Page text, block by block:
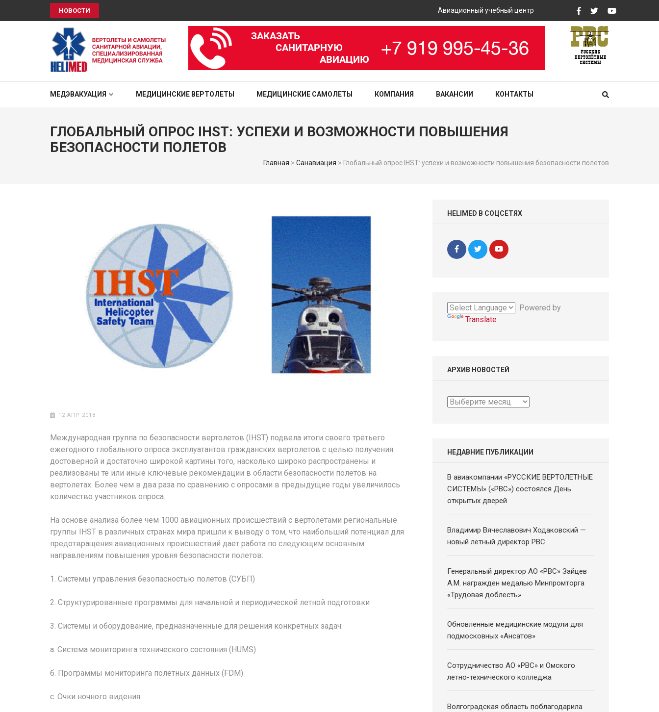
НОВОСТИ Авиационный учебный центр «РВС» закупит вертолетные тренажеры
HELIMED
МЕДЭВАКУАЦИЯ МЕДИЦИНСКИЕ ВЕРТОЛЕТЫ МЕДИЦИНСКИЕ САМОЛЕТЫ КОМПАНИЯ ВАКАНСИИ КОНТАКТЫ
ГЛОБАЛЬНЫЙ ОПРОС IHST: УСПЕХИ И ВОЗМОЖНОСТИ ПОВЫШЕНИЯ
БЕЗОПАСНОСТИ ПОЛЕТОВ
Главная > Санавиация > Глобальный опрос IHST: успехи и возможности повышения безопасности полетов
12 АПР 2018
Международная группа по безопасности вертолетов (IHST) подвела итоги своего третьего
ежегодного глобального опроса эксплуатантов гражданских вертолетов с целью получения
достоверной и достаточно широкой картины того, насколько широко распространены и
реализованы те или иные ключевые рекомендации в области безопасности полетов на
вертолетах. Более чем в два раза по сравнению с опросами в предыдущие годы увеличилось
количество участников опроса.
На основе анализа более чем 1000 авиационных происшествий с вертолетами региональные
группы IHST в различных странах мира пришли к выводу о том, что наибольший потенциал для
предотвращения авиационных происшествий дает работа по следующим основным
направлениям повышения уровня безопасности полетов:
1. Системы управления безопасностью полетов (СУБП)
2. Структурированные программы для начальной и периодической летной подготовки
3. Системы и оборудование, предназначенные для решения конкретных задач:
а. Система мониторинга технического состояния (HUMS)
б. Программы мониторинга полетных данных (FDM)
с. Очки ночного видения
HELIMED В СОЦСЕТЯХ
Powered by
Translate
АРХИВ НОВОСТЕЙ
Архив
НЕДАВНИЕ ПУБЛИКАЦИИ
В авиакомпании «РУССКИЕ ВЕРТОЛЕТНЫЕ
СИСТЕМЫ» («РВС») состоялся День
открытых дверей
Владимир Вячеславович Ходаковский —
новый летный директор РВС
Генеральный директор АО «РВС» Зайцев
А.М. награжден медалью Минпромторга
«Трудовая доблесть»
Обновленные медицинские модули для
подмосковных «Ансатов»
Сотрудничество АО «РВС» и Омского
летно-технического колледжа
Волгоградская область поблагодарила